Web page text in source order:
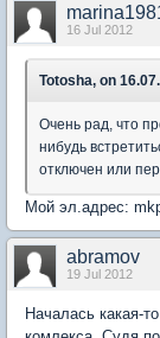
16 Jul 2012
Totosha, on
Очень рад, что
нибудь
отключен или
Мой эл.адрес:
abramov
19 Jul 2012
Началась какая-